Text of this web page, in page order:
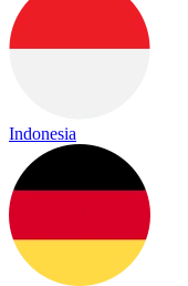
Indonesia